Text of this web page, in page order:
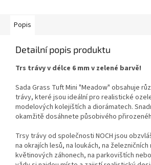
Popis
Detailní popis produktu
Trs trávy v délce 6 mm v zelené barvě!
Sada Grass Tuft Mini "Meadow" obsahuje
trávy, které jsou ideální pro realistické
modelových kolejištích a diorámatech.
okamžitě dosáhnete působivého
Trsy trávy od společnosti NOCH jsou
na okrajích lesů, na loukách, na železničních
květinových záhonech, na parkovištích